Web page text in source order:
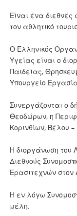
Είναι ένα διεθνές
τον αθλητικό
Ο Ελληνικός
Υγείας είναι ο
Παιδείας,
Υπουργείο
Συνεργάζονται ο
Θεοδώρων, η
Κορινθίων, Βέλου
Η διοργάνωση του
Διεθνούς
Ερασιτεχνών στον
Η εν λόγω
μέλη.